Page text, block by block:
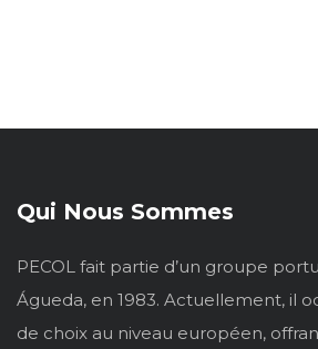
Qui Nous Sommes
PECOL fait partie d’un groupe
Águeda, en 1983. Actuellement, il
de choix au niveau européen,